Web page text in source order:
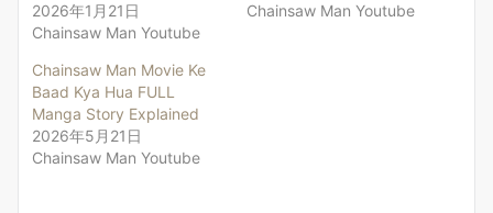
2026年1月21日
Chainsaw Man Youtube
Chainsaw Man Youtube
Chainsaw Man Movie Ke
Baad Kya Hua FULL
Manga Story Explained
2026年5月21日
Chainsaw Man Youtube